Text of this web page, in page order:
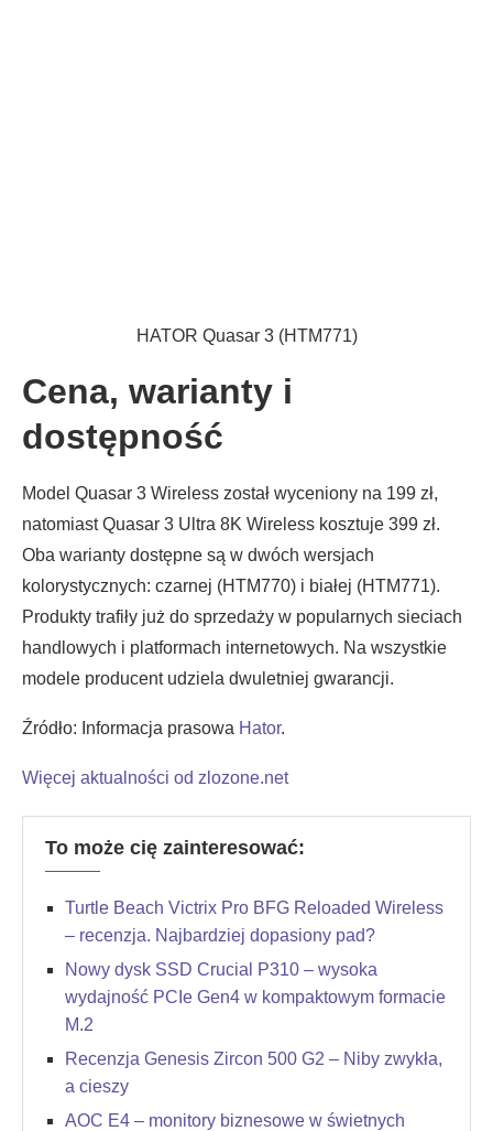
HATOR Quasar 3 (HTM771)
Cena, warianty i
dostępność
Model Quasar 3 Wireless został wyceniony na 199 zł,
natomiast Quasar 3 Ultra 8K Wireless kosztuje 399 zł.
Oba warianty dostępne są w dwóch wersjach
kolorystycznych: czarnej (HTM770) i białej (HTM771).
Produkty trafiły już do sprzedaży w popularnych sieciach
handlowych i platformach internetowych. Na wszystkie
modele producent udziela dwuletniej gwarancji.
Źródło: Informacja prasowa Hator.
Więcej aktualności od zlozone.net
To może cię zainteresować:
Turtle Beach Victrix Pro BFG Reloaded Wireless
– recenzja. Najbardziej dopasiony pad?
Nowy dysk SSD Crucial P310 – wysoka
wydajność PCIe Gen4 w kompaktowym formacie
M.2
Recenzja Genesis Zircon 500 G2 – Niby zwykła,
a cieszy
AOC E4 – monitory biznesowe w świetnych